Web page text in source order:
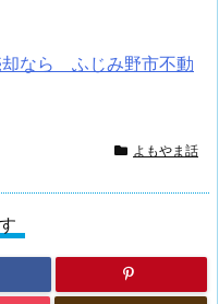
却なら ふじみ野市不動
よもやま話